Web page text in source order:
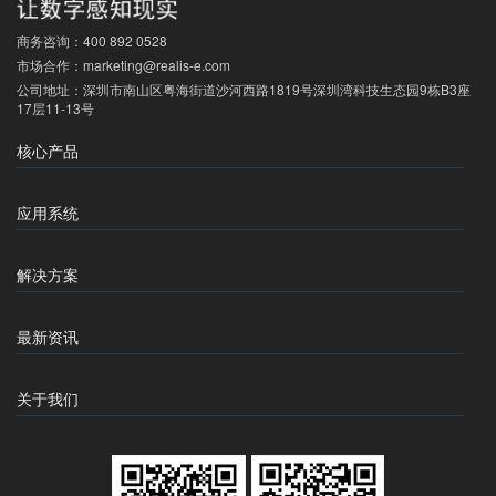
商务咨询： 400 892 0528
市场合作： marketing@realis-e.com
公司地址： 深圳市南山区粤海街道沙河西路1819号深圳湾科技生态园9栋B3座
17层11-13号
核心产品
应用系统
解决方案
最新资讯
关于我们